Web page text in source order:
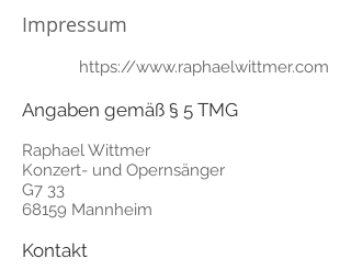
Impressum
https://www.raphaelwittmer.com
Angaben gemäß § 5 TMG
Raphael Wittmer
Konzert- und Opernsänger
G7 33
68159 Mannheim
Kontakt